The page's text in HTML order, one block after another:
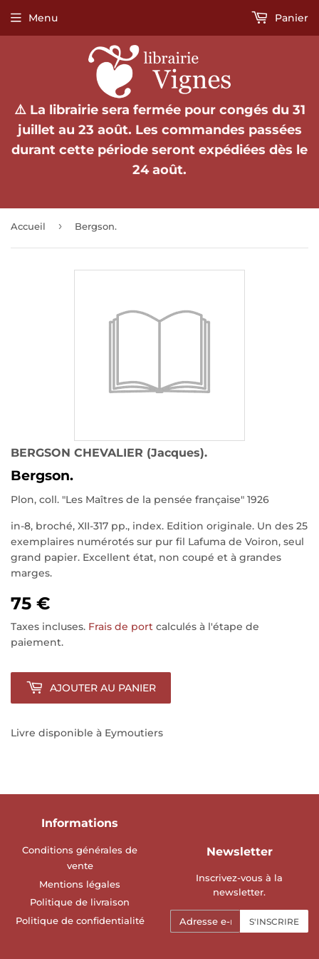
⚠️ La librairie sera fermée pour congés du 31
juillet au 23 août. Les commandes passées
durant cette période seront expédiées dès le
24 août.
Menu Panier
Accueil › Bergson.
BERGSON CHEVALIER (Jacques).
Bergson.
Plon, coll. "Les Maîtres de la pensée française" 1926
in-8, broché, XII-317 pp., index. Edition originale. Un des 25
exemplaires numérotés sur pur fil Lafuma de Voiron, seul
grand papier. Excellent état, non coupé et à grandes
marges.
75 €
Taxes incluses. Frais de port calculés à l'étape de
paiement.
AJOUTER AU PANIER
Livre disponible à Eymoutiers
Informations
Conditions générales de
vente
Mentions légales
Politique de livraison
Politique de confidentialité
Newsletter
Inscrivez-vous à la
newsletter.
mails
S'INSCRIRE